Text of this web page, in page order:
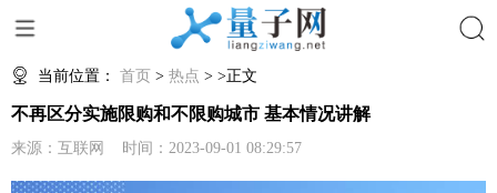
当前位置： 首页 > 热点 > >正文
不再区分实施限购和不限购城市 基本情况讲解
来源：互联网 时间：2023-09-01 08:29:57